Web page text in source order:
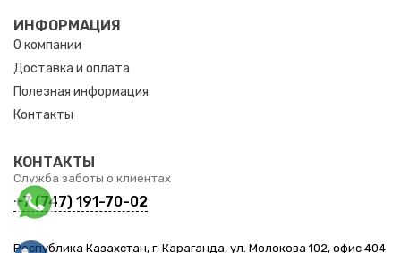
ИНФОРМАЦИЯ
О компании
Доставка и оплата
Полезная информация
Контакты
КОНТАКТЫ
Служба заботы о клиентах
+7 (747) 191-70-02
Республика Казахстан, г. Караганда, ул. Молокова 102, офис 404